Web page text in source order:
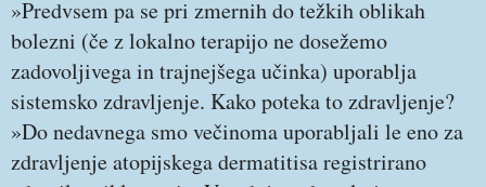
»Predvsem pa se pri zmernih do težkih oblikah
bolezni (če z lokalno terapijo ne dosežemo
zadovoljivega in trajnejšega učinka) uporablja
sistemsko zdravljenje. Kako poteka to zdravljenje?
»Do nedavnega smo večinoma uporabljali le eno za
zdravljenje atopijskega dermatitisa registrirano